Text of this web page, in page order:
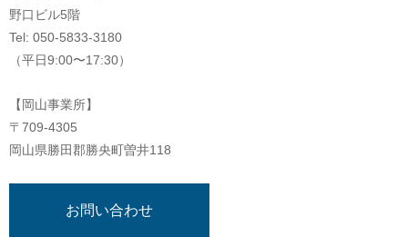
野口ビル5階
Tel: 050-5833-3180
（平日9:00〜17:30）
【岡山事業所】
〒709-4305
岡山県勝田郡勝央町曽井118
お問い合わせ